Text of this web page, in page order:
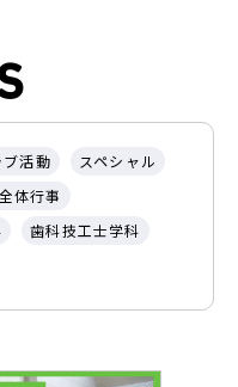
ブ活動
スペシャル
体行事
歯科技工士学科